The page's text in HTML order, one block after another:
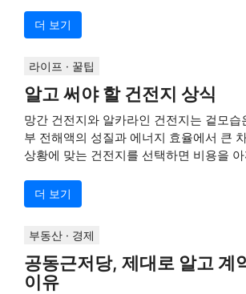
더 보기
라이프 · 꿀팁
알고 써야 할 건전지 상식
망간 건전지와 알카라인 건전지는 겉모습
부 전해액의 성질과 에너지 효율에서 큰
상황에 맞는 건전지를 선택하면 비용을
더 보기
부동산 · 경제
공동근저당, 제대로 알고 계
이유